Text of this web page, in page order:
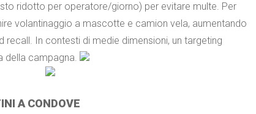
ridotto per operatore/giorno) per evitare multe. Per
volantinaggio a mascotte e camion vela, aumentando
recall. In contesti di medie dimensioni, un targeting
della campagna.
A CONDOVE